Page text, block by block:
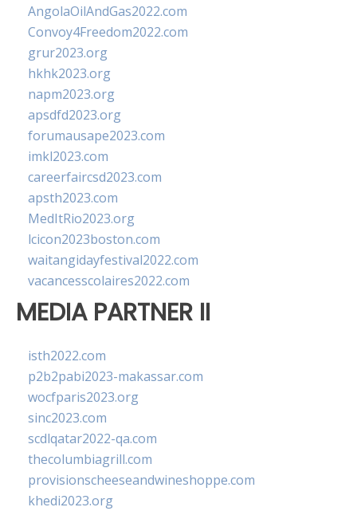
AngolaOilAndGas2022.com
Convoy4Freedom2022.com
grur2023.org
hkhk2023.org
napm2023.org
apsdfd2023.org
forumausape2023.com
imkl2023.com
careerfaircsd2023.com
apsth2023.com
MedItRio2023.org
lcicon2023boston.com
waitangidayfestival2022.com
vacancesscolaires2022.com
MEDIA PARTNER II
isth2022.com
p2b2pabi2023-makassar.com
wocfparis2023.org
sinc2023.com
scdlqatar2022-qa.com
thecolumbiagrill.com
provisionscheeseandwineshoppe.com
khedi2023.org